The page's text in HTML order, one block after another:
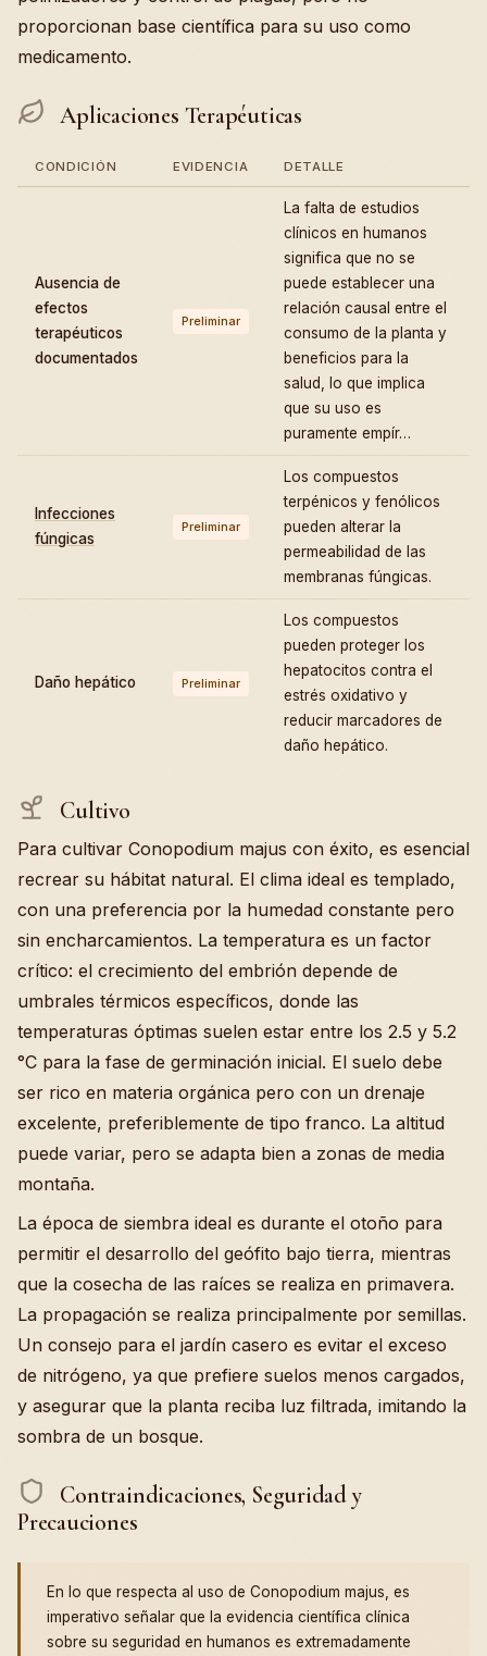
proporcionan base científica para su uso como
medicamento.
Aplicaciones Terapéuticas
CONDICIÓN EVIDENCIA DETALLE
Ausencia de
efectos
terapéuticos
documentados
Preliminar
La falta de estudios
clínicos en humanos
significa que no se
puede establecer una
relación causal entre el
consumo de la planta y
beneficios para la
salud, lo que implica
que su uso es
puramente empír…
Infecciones
fúngicas
Preliminar
Los compuestos
terpénicos y fenólicos
pueden alterar la
permeabilidad de las
membranas fúngicas.
Daño hepático Preliminar
Los compuestos
pueden proteger los
hepatocitos contra el
estrés oxidativo y
reducir marcadores de
daño hepático.
Cultivo
Para cultivar Conopodium majus con éxito, es esencial
recrear su hábitat natural. El clima ideal es templado,
con una preferencia por la humedad constante pero
sin encharcamientos. La temperatura es un factor
crítico: el crecimiento del embrión depende de
umbrales térmicos específicos, donde las
temperaturas óptimas suelen estar entre los 2.5 y 5.2
°C para la fase de germinación inicial. El suelo debe
ser rico en materia orgánica pero con un drenaje
excelente, preferiblemente de tipo franco. La altitud
puede variar, pero se adapta bien a zonas de media
montaña.
La época de siembra ideal es durante el otoño para
permitir el desarrollo del geófito bajo tierra, mientras
que la cosecha de las raíces se realiza en primavera.
La propagación se realiza principalmente por semillas.
Un consejo para el jardín casero es evitar el exceso
de nitrógeno, ya que prefiere suelos menos cargados,
y asegurar que la planta reciba luz filtrada, imitando la
sombra de un bosque.
Contraindicaciones, Seguridad y
Precauciones
En lo que respecta al uso de Conopodium majus, es
imperativo señalar que la evidencia científica clínica
sobre su seguridad en humanos es extremadamente